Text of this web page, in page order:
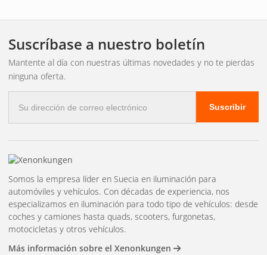
Suscríbase a nuestro boletín
Mantente al día con nuestras últimas novedades y no te pierdas
ninguna oferta.
electrónico
Suscribir
Somos la empresa líder en Suecia en iluminación para
automóviles y vehículos. Con décadas de experiencia, nos
especializamos en iluminación para todo tipo de vehículos: desde
coches y camiones hasta quads, scooters, furgonetas,
motocicletas y otros vehículos.
Más información sobre el Xenonkungen